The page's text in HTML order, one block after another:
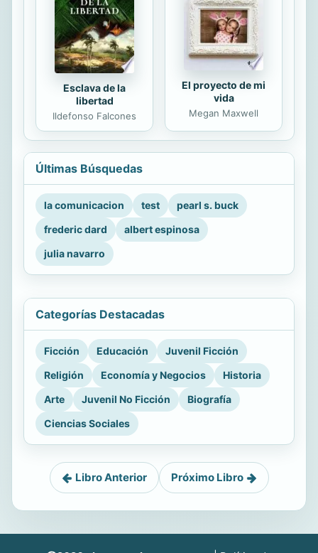
Esclava de la
libertad
Ildefonso Falcones
El proyecto de mi
vida
Megan Maxwell
Últimas Búsquedas
la comunicacion test
pearl s. buck
frederic dard
albert espinosa
julia navarro
Categorías Destacadas
Ficción Educación
Juvenil Ficción
Religión
Economía y Negocios
Historia
Arte
Juvenil No Ficción
Biografía
Ciencias Sociales
Libro Anterior Próximo Libro